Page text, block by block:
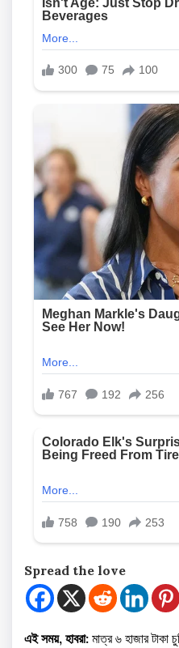
Spread the love
এই সময়, হাবরা: মাত্র ৬ হাজার টাকা